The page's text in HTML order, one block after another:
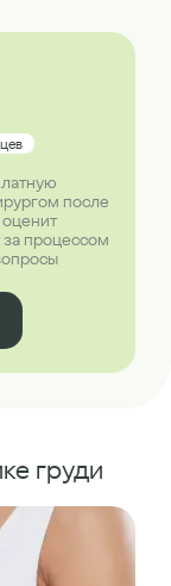
после
процессом
груди